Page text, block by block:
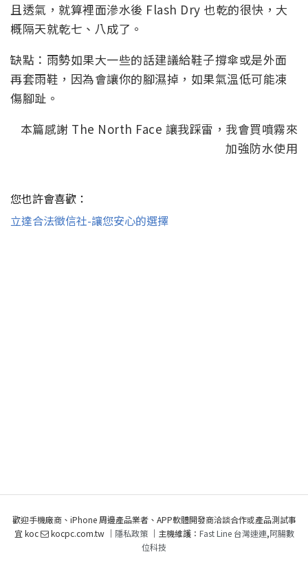
且透氣，就算裡面滲水後 Flash Dry 也乾的很快，大
概隔天就乾七、八成了。
缺點：雨勢如果大一些的話建議給鞋子撐傘或是外面
再套雨鞋，因為會讓你的腳濕掉，如果氣溫低可能凍
傷腳趾。
本篇感謝 The North Face 讓我踩雷，我會買噴霧來
加強防水使用
您也許會喜歡：
立達合法徵信社-讓您安心的選擇
歡迎手機廠商、iPhone 周邊產品業者、APP軟體開發商洽談合作或產品測試事
宜 koc
kocpc.com.tw ｜ 隱私政策｜主機維護： Fast Line 台灣速連,阿腸數
位科技